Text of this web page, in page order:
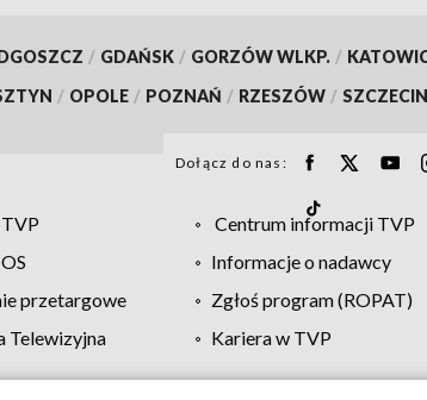
/ GDAŃSK / GORZÓW WLKP. /
/ OPOLE / POZNAŃ / RZESZÓW / SZCZECIN
Dołącz do nas:
Centrum informacji TVP
Informacje o nadawcy
przetargowe Zgłoś program (ROPAT)
Telewizyjna Kariera w TVP